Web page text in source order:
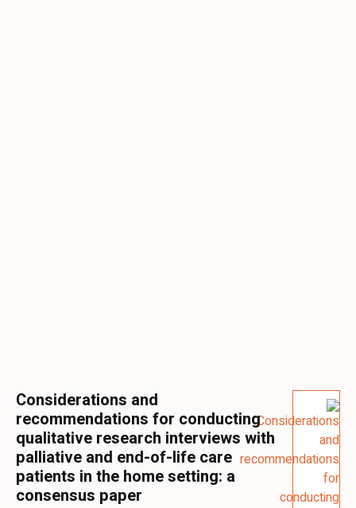
Considerations and
recommendations for conducting
qualitative research interviews with
palliative and end-of-life care
patients in the home setting: a
consensus paper